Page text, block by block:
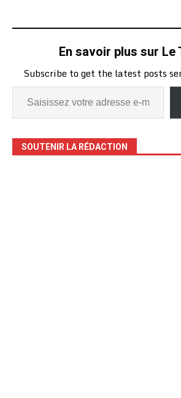
En savoir plus sur Le
Subscribe to get the latest posts
SOUTENIR LA RÉDACTION